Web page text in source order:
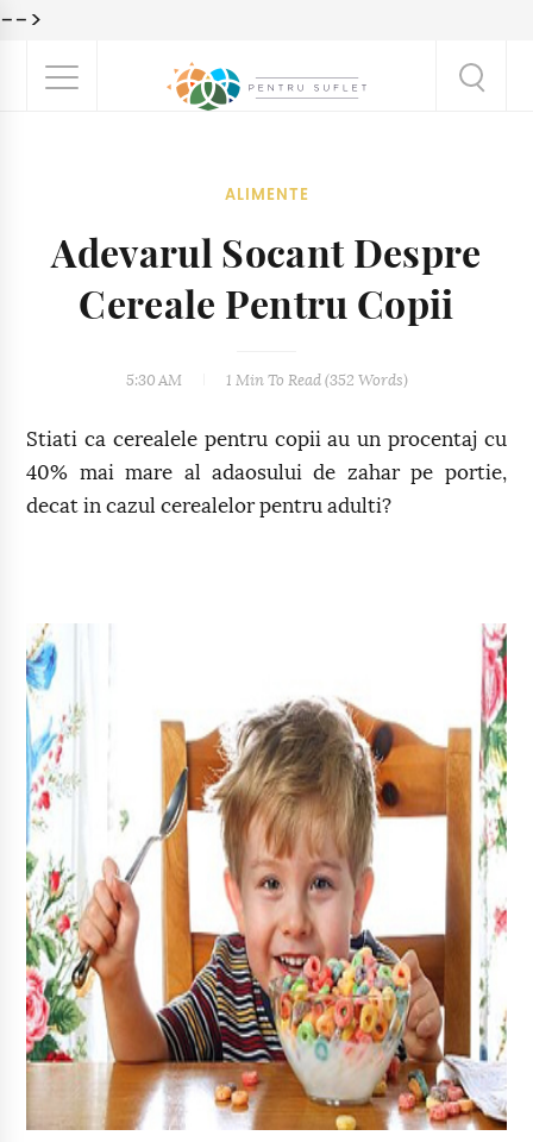
-->
ALIMENTE
Adevarul Socant Despre
Cereale Pentru Copii
5:30 AM 1 MinTo Read (352 Words)
Stiati ca cerealele pentru copii au un procentaj cu
40% mai mare al adaosului de zahar pe portie,
decat in cazul cerealelor pentru adulti?